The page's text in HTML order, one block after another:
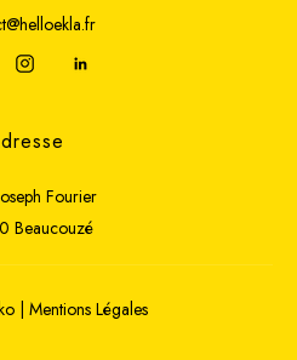
Fourier
Beaucouzé
| Mentions Légales